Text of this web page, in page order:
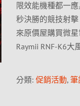
限效能機種都一
秒決勝的競技射
來原價屋購買微
Raymii RNF-K6大
分類: 促銷活動, 筆